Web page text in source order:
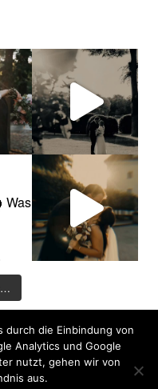
KOHLRUSS
durch die Einbindung von
Analytics und Google
nutzt, gehen wir von
aus.